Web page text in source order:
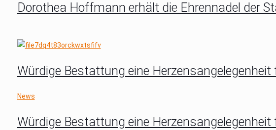
Dorothea Hoffmann erhält die Ehrennadel der
Würdige Bestattung eine Herzensangelegenheit
News
Würdige Bestattung eine Herzensangelegenheit